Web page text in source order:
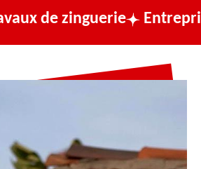
Entreprise de